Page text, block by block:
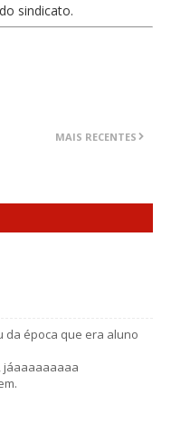
sindicato.
MAIS RECENTES
da época que era aluno
jáaaaaaaaaa